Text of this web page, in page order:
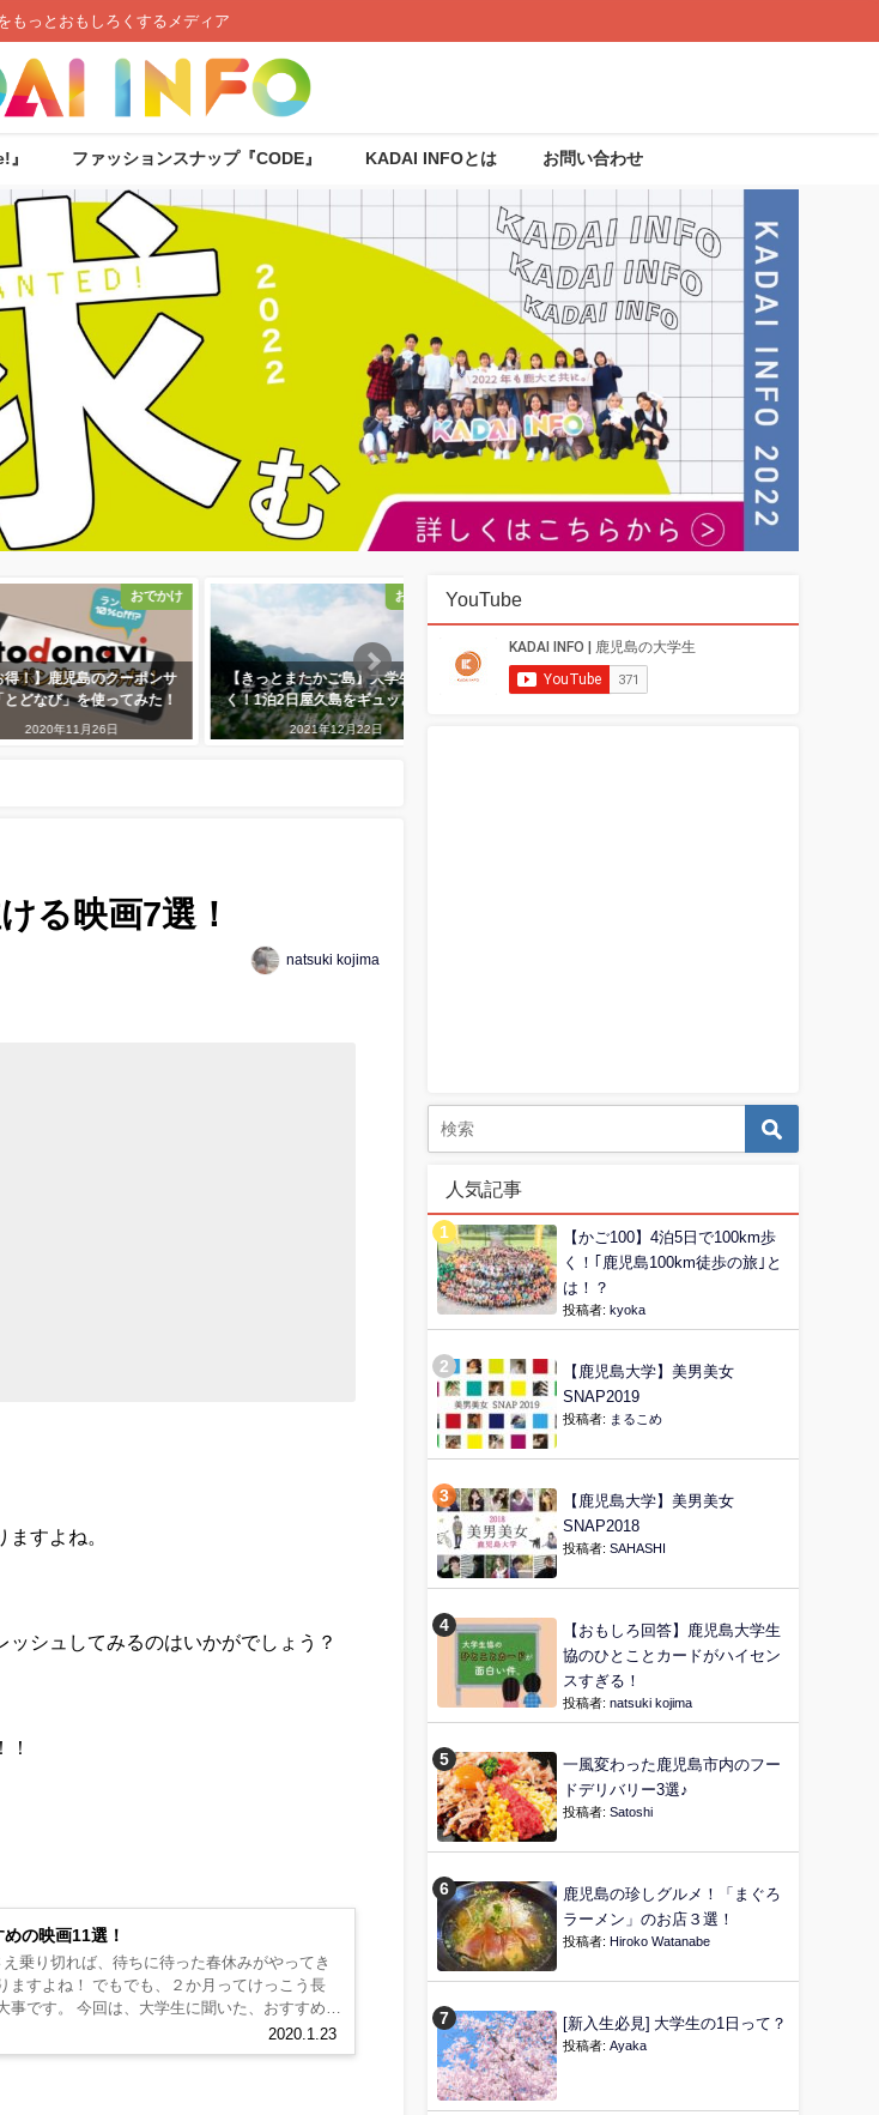
もっとおもしろくするメディア
ファッションスナップ『CODE』 KADAI INFOとは お問い合わせ
【超お得！】鹿児島のクーポンサ
イト「とどなび」を使ってみた！
2020年11月26日
おでかけ
【きっとまたかご島】大学生が行
く！1泊2日屋久島をギュッと満喫
2021年12月22日
【吉野公園の秋景色】今しか楽し
る映画7選！
natsuki kojima
すよね。
シュしてみるのはいかがでしょう？
！
の映画11選！
2020.1.23
YouTube
人気記事
【かご100】4泊5日で100km歩
く！｢鹿児島100km徒歩の旅｣と
は！？
投稿者: kyoka
【鹿児島大学】美男美女
SNAP2019
投稿者: まるこめ
【鹿児島大学】美男美女
SNAP2018
投稿者: SAHASHI
【おもしろ回答】鹿児島大学生
協のひとことカードがハイセン
スすぎる！
投稿者: natsuki kojima
一風変わった鹿児島市内のフー
ドデリバリー3選♪
投稿者: Satoshi
鹿児島の珍しグルメ！「まぐろ
ラーメン」のお店３選！
投稿者: Hiroko Watanabe
[新入生必見] 大学生の1日って？
投稿者: Ayaka